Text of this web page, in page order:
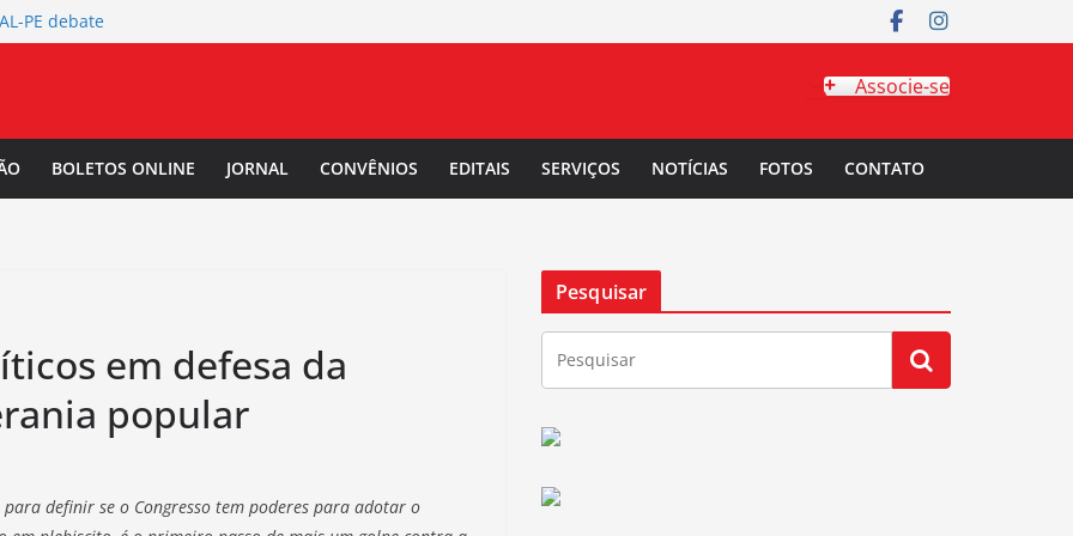
PE debate
Mulher Negra
da
Salarial
Associe-se
BOLETOS ONLINE JORNAL CONVÊNIOS EDITAIS SERVIÇOS NOTÍCIAS FOTOS CONTATO
em defesa da
popular
definir se o Congresso tem poderes para adotar o
Pesquisar